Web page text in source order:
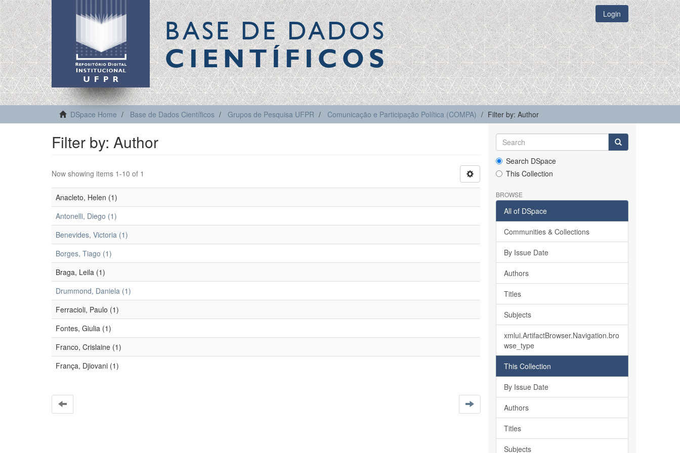
BASE DE DADOS
CIENTÍFICOS
Login
DSpace Home Base de Dados Científicos Grupos de Pesquisa UFPR Comunicação e Participação Política (COMPA) Filter by: Author
Filter by: Author
Now showing items 1-10 of 1
Anacleto, Helen (1)
Antonelli, Diego (1)
Benevides, Victoria (1)
Borges, Tiago (1)
Braga, Leila (1)
Drummond, Daniela (1)
Ferracioli, Paulo (1)
Fontes, Giulia (1)
Franco, Crislaine (1)
França, Djiovani (1)
Search DSpace
This Collection
BROWSE
All of DSpace
Communities & Collections
By Issue Date
Authors
Titles
Subjects
xmlui.ArtifactBrowser.Navigation.bro
wse_type
This Collection
By Issue Date
Authors
Titles
Subjects